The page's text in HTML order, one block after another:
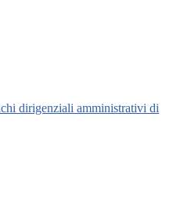
dirigenziali amministrativi di